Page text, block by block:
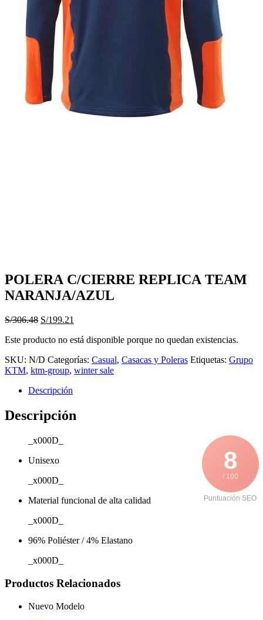
POLERA C/CIERRE REPLICA TEAM
NARANJA/AZUL
S/306.48 El
original
S/306.48.
S/199.21
actual
S/199.21.
Este producto no está disponible porque no quedan existencias.
SKU: N/D Categorías: Casual, Casacas y Poleras Etiquetas: Grupo
KTM, ktm-group, winter sale
Descripción
Descripción
8
/ 100
Puntuación SEO
_x000D_
Unisexo
_x000D_
Material funcional de alta calidad
_x000D_
96% Poliéster / 4% Elastano
_x000D_
Productos Relacionados
Nuevo Modelo